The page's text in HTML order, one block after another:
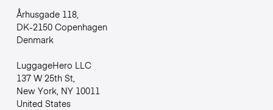
Århusgade 118,
DK-2150 Copenhagen
Denmark
LuggageHero LLC
137 W 25th St,
New York, NY 10011
United States